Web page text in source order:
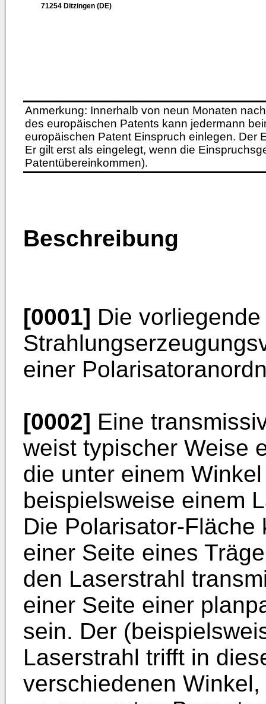
71254 Ditzingen (DE)
Anmerkung: Innerhalb von neun Monaten
des europäischen Patents kann jedermann
europäischen Patent Einspruch einlegen. Der
Er gilt erst als eingelegt, wenn die
Patentübereinkommen).
Beschreibung
[0001] Die
einer
[0002] Eine
weist typischer Weise
die unter einem
beispielsweise einem
Die Polarisator-
einer Seite eines
den Laserstrahl
einer Seite einer
sein. Der
Laserstrahl trifft in
verschiedenen